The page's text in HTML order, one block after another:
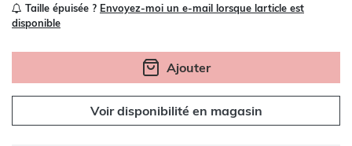
Taille épuisée ? Envoyez-moi un e-mail lorsque larticle est
disponible
Ajouter
Voir disponibilité en magasin